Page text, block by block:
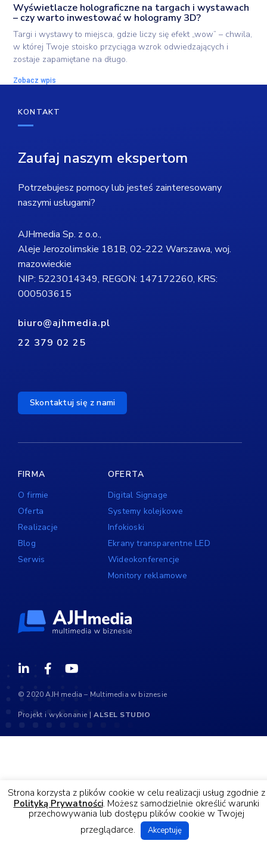
Wyświetlacze holograficzne na targach i wystawach
– czy warto inwestować w hologramy 3D?
Targi i wystawy to miejsca, gdzie liczy się efekt „wow” – chwila,
w której Twoje stoisko przyciąga wzrok odwiedzających i
zostaje zapamiętane na długo.
Zobacz wpis
KONTAKT
Zaufaj naszym ekspertom
Potrzebujesz pomocy lub jesteś zainteresowany
naszymi usługami?
AJHmedia Sp. z o.o.,
Aleje Jerozolimskie 181B, 02-222 Warszawa, woj.
mazowieckie
NIP: 5223014349, REGON: 147172260, KRS:
000503615
biuro@ajhmedia.pl
22 379 02 25
Skontaktuj się z nami
© 2020 AJH media – Multimedia w biznesie
OFERTA
Digital Signage
Systemy kolejkowe
Infokioski
Ekrany transparentne LED
Wideokonferencje
Monitory reklamowe
FIRMA
O firmie
Oferta
Realizacje
Blog
Serwis
Projekt i wykonanie | ALSEL STUDIO
Strona korzysta z plików cookie w celu realizacji usług zgodnie z
Polityką Prywatności. Możesz samodzielnie określić warunki
przechowywania lub dostępu plików cookie w Twojej
przeglądarce.
Akceptuję